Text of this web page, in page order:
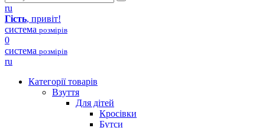
ru
Гість, привіт!
система розмірів
0
система розмірів
ru
Категорії товарів
Взуття
Для дітей
Кросівки
Бутси